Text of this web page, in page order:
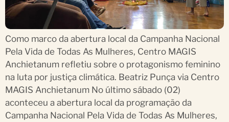
Como marco da abertura local da Campanha Nacional
Pela Vida de Todas As Mulheres, Centro MAGIS
Anchietanum refletiu sobre o protagonismo feminino
na luta por justiça climática. Beatriz Punça via Centro
MAGIS Anchietanum No último sábado (02)
aconteceu a abertura local da programação da
Campanha Nacional Pela Vida de Todas As Mulheres,